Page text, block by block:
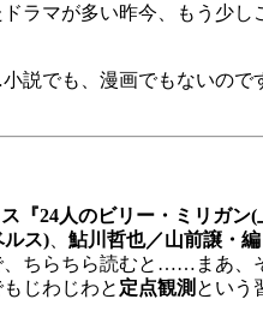
マが多い昨今、もう少し
でも、漫画でもないの
『24人のビリー・ミリガン
ルス) 鮎川哲也／山前譲・
ちらちら読むと……まあ、
じわじわと 定点観測 という